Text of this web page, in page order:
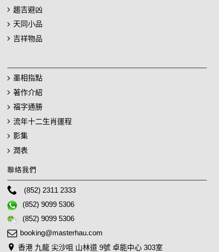
趨吉避凶
天同小品
吉祥物品
墨相指點
著作介紹
福字通勝
流年十二生肖運程
影集
潤表
聯絡我們
(852) 2311 2333
(852) 9099 5306
(852) 9099 5306
booking@masterhau.com
香港 九龍 尖沙咀 山林道 9號 卓能中心 303室